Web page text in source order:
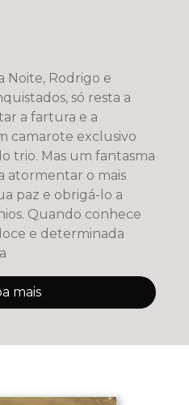
Noite, Rodrigo e
só resta a
a fartura e a
camarote exclusivo
trio. Mas um fantasma
atormentar o mais
paz e obrigá-lo a
e determinada
mais